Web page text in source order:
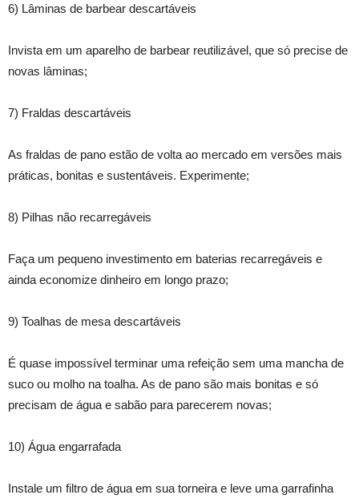
6) Lâminas de barbear descartáveis
Invista em um aparelho de barbear reutilizável, que só precise de
novas lâminas;
7) Fraldas descartáveis
As fraldas de pano estão de volta ao mercado em versões mais
práticas, bonitas e sustentáveis. Experimente;
8) Pilhas não recarregáveis
Faça um pequeno investimento em baterias recarregáveis e
ainda economize dinheiro em longo prazo;
9) Toalhas de mesa descartáveis
É quase impossível terminar uma refeição sem uma mancha de
suco ou molho na toalha. As de pano são mais bonitas e só
precisam de água e sabão para parecerem novas;
10) Água engarrafada
Instale um filtro de água em sua torneira e leve uma garrafinha